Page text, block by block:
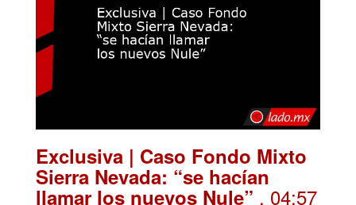
Exclusiva | Caso Fondo Mixto
Sierra Nevada: “se hacían
llamar los nuevos Nule” . 04:57